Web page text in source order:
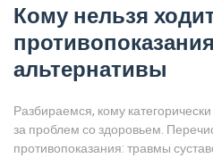
Кому нельзя
альтернативы
Разбираемся, кому
за проблем со здоровьем.
противопоказания: травмы